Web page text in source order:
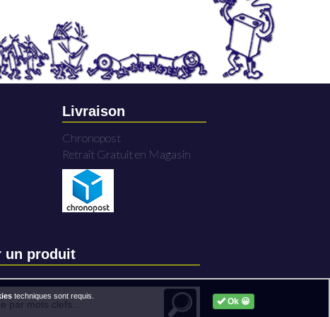
Livraison
Chronopost
Retrait Gratuit en Magasin
un produit
Ok 😀
techniques sont requis.